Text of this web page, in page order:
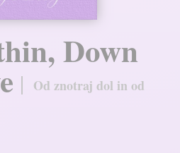
Down
Od znotraj dol in od